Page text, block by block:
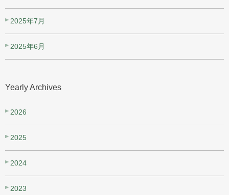
2025年7月
2025年6月
Yearly Archives
2026
2025
2024
2023